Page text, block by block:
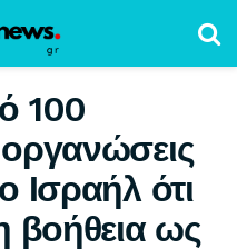
100
Ισραήλ ότι
βοήθεια ως